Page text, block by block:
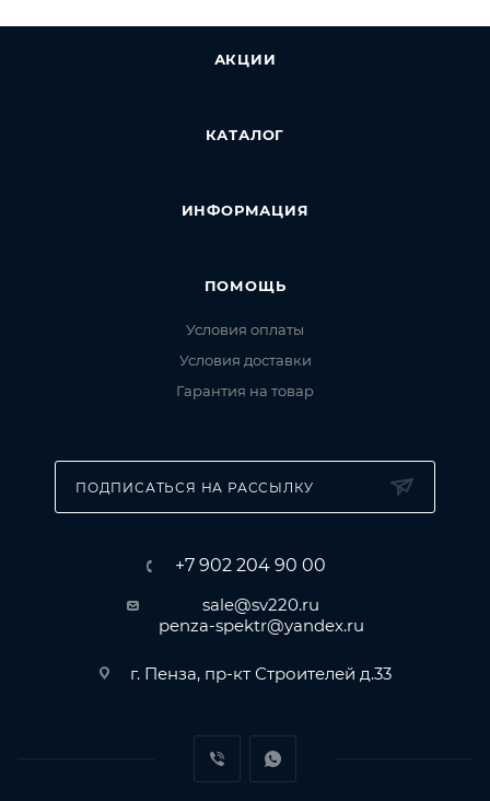
АКЦИИ
КАТАЛОГ
ИНФОРМАЦИЯ
ПОМОЩЬ
Условия оплаты
Условия доставки
Гарантия на товар
ПОДПИСАТЬСЯ НА РАССЫЛКУ
+7 902 204 90 00
sale@sv220.ru
penza-spektr@yandex.ru
г. Пенза, пр-кт Строителей д.33